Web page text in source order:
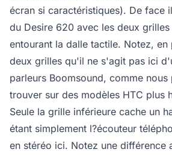
écran si caractéristiques). De face
du Desire 620 avec les deux
entourant la dalle tactile. Notez, en
deux grilles qu'il ne s'agit pas ici
parleurs Boomsound, comme nous
trouver sur des modèles HTC plus
Seule la grille inférieure cache un
étant simplement l?écouteur
en stéréo ici. Notez une différence